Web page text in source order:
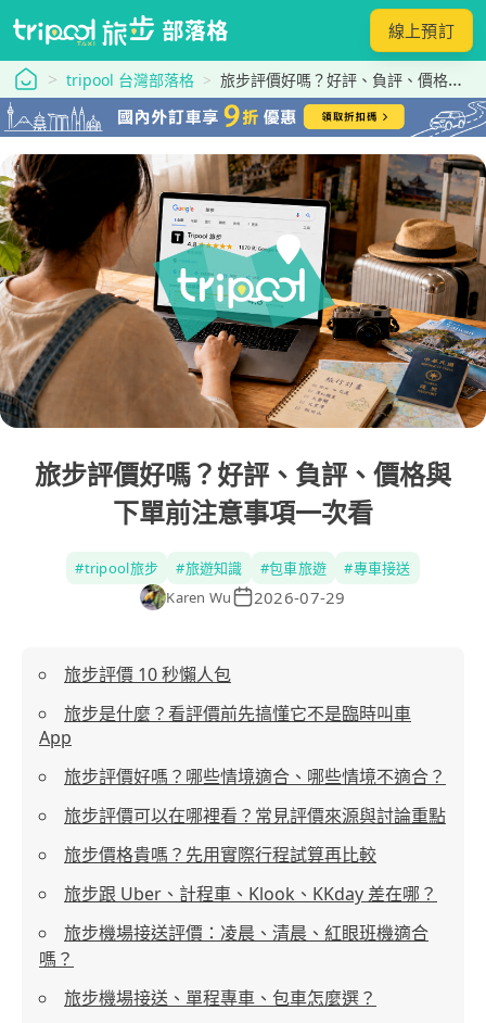
線上預訂
tripool 旅步tripool 台灣部落格 旅步評價好嗎？好評、負評、價格與下單前注意事項一次看
旅步評價好嗎？好評、負評、價格與
下單前注意事項一次看
#tripool旅步 #旅遊知識 #包車旅遊 #專車接送
Karen Wu
2026-07-29
旅步評價 10 秒懶人包
旅步是什麼？看評價前先搞懂它不是臨時叫車
App
旅步評價好嗎？哪些情境適合、哪些情境不適合？
旅步評價可以在哪裡看？常見評價來源與討論重點
旅步價格貴嗎？先用實際行程試算再比較
旅步跟 Uber、計程車、Klook、KKday 差在哪？
旅步機場接送評價：凌晨、清晨、紅眼班機適合
嗎？
旅步機場接送、單程專車、包車怎麼選？